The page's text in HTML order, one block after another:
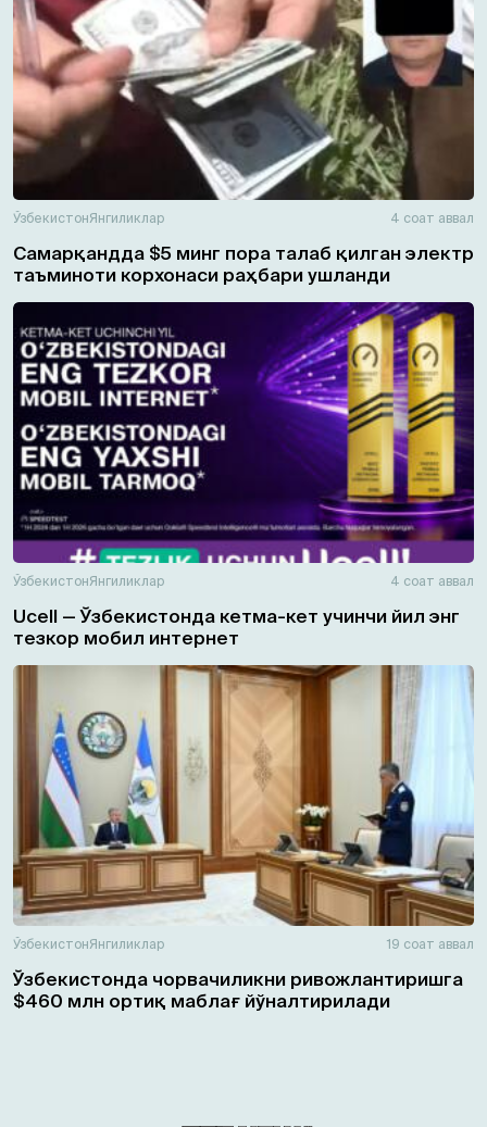
ЎзбекистонЯнгиликлар 4 соат аввал
Самарқандда $5 минг пора талаб қилган электр
таъминоти корхонаси раҳбари ушланди
ЎзбекистонЯнгиликлар 4 соат аввал
Ucell — Ўзбекистонда кетма-кет учинчи йил энг
тезкор мобил интернет
ЎзбекистонЯнгиликлар 19 соат аввал
Ўзбекистонда чорвачиликни ривожлантиришга
$460 млн ортиқ маблағ йўналтирилади